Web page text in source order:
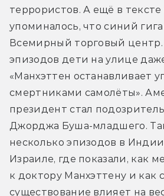
террористов. А ещё в тексте
упоминалось, что синий
Всемирный торговый
эпизодов дети на улице
«Манхэттен останавливает
смертниками самолёты».
президент стал
Джорджа Буша-младшего.
несколько эпизодов в
Израиле, где показали, как
к доктору Манхэттену и как
существование влияет на